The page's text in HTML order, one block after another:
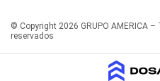
Básquet
San Juan 8
© Copyright 2026 GRUPO AMERICA
reservados